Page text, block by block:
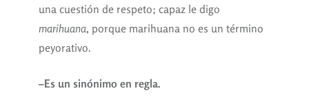
una cuestión de respeto; capaz le digo
marihuana, porque marihuana no es un término
peyorativo.
–Es un sinónimo en regla.